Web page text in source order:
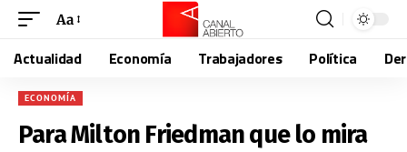
Aa
Actualidad Economía Trabajadores Política
ECONOMÍA
Para Milton Friedman que lo mira